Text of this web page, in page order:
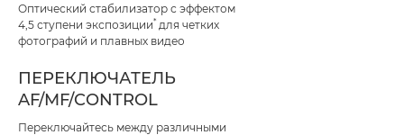
Оптический стабилизатор с эффектом
4,5 ступени экспозиции* для четких
фотографий и плавных видео
ПЕРЕКЛЮЧАТЕЛЬ
AF/MF/CONTROL
Переключайтесь между различными